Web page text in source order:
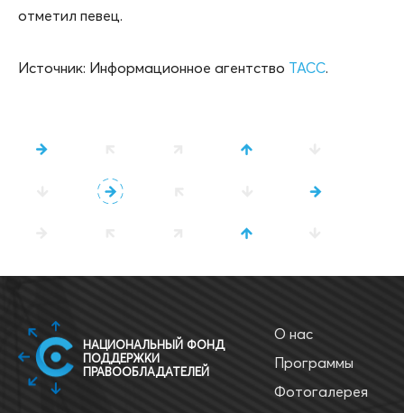
отметил певец.
Источник: Информационное агентство ТАСС.
НАЦИОНАЛЬНЫЙ ФОНД
ПОДДЕРЖКИ
ПРАВООБЛАДАТЕЛЕЙ
О нас
Программы
Фотогалерея